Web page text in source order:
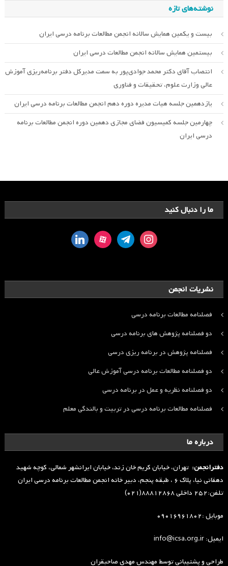
نوشته‌های تازه
بیست و یکمین همایش سالانه انجمن مطالعات برنامه درسی ایران
بیستمین همایش سالانه انجمن مطالعات درسی ایران
انتصاب آقای دکتر محمد جوادی‌پور به سمت مدیرکل دفتر برنامه‌ریزی آموزش
عالی وزارت علوم، تحقیقات و فناوری
یازدهمین جلسه هیات مدیره دوره دهم انجمن مطالعات برنامه درسی ایران
چهارمین جلسه کمیسیون فضای مجازی دهمین دوره انجمن مطالعات برنامه
درسی ایران
ما را دنبال کنید
instagram
telegram
aparat
linkedin
نشریات انجمن
فصلنامه مطالعات برنامه درسی
دو فصلنامه پژوهش های برنامه درسی
فصلنامه پژوهش در برنامه ریزی درسی
دو فصلنامه مطالعات برنامه درسی آموزش عالی
دو فصلنامه نظریه و عمل در برنامه درسی
فصلنامه مطالعات برنامه درسی در تربیت و بالندگی معلم
درباره ما
دفترانجمن: تهران، خیابان کریم خان زند، خیابان ایرانشهر شمالی، کوچه شهید
دهقانی نیا، پلاک ۶ ، طبقه پنجم، دبیر خانه انجمن مطالعات برنامه درسی ایران
تلفن:۲۵۲ داخلی ۸۸۸۱۲۸۶۸(۰۲۱)
موبایل :۰۹۰۱۶۹۶۱۸۰۲
ایمیل: info@icsa.org.ir
طراحی و پشتیبانی توسطمهندس مهدی صاحبقران